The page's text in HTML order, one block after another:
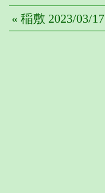
« 稲敷 2023/03/17